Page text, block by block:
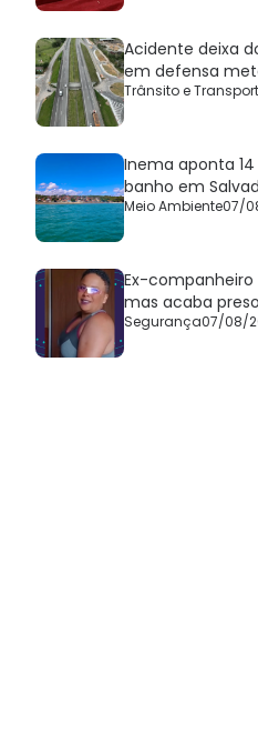
Acidente deixa
em defensa
Trânsito e
Inema aponta
banho em
Meio Ambiente07/
Ex-
mas acaba
Segurança07/08/